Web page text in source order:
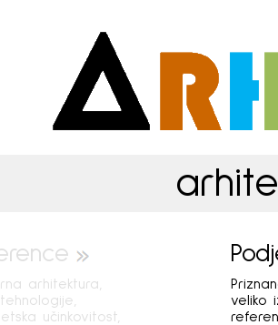
arhitektura,
učinkovitost,
veliko